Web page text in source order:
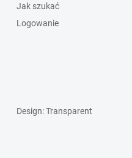
Jak szukać
Logowanie
Design: Transparent